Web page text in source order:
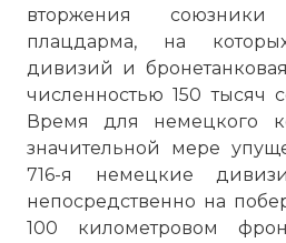
вторжения
плацдарма, на
дивизий и
численностью 150 тысяч
Время для немецкого
значительной мере
716-я немецкие
непосредственно на
100 километровом